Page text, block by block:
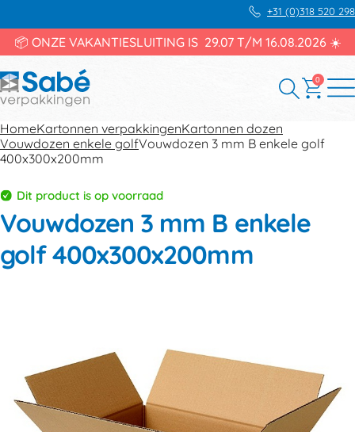
+31 (0)318 520 298
📦 ONZE VAKANTIESLUITING IS 29.07 T/M 16.08.2026 ☀️
0
HomeKartonnen verpakkingenKartonnen dozen
Vouwdozen enkele golfVouwdozen 3 mm B enkele golf
400x300x200mm
Dit product is op voorraad
Vouwdozen 3 mm B enkele
golf 400x300x200mm